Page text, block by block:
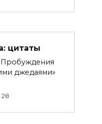
цитаты
джедаями»
28